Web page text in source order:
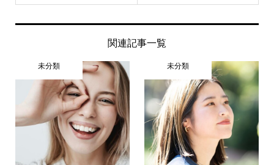
関連記事一覧
未分類 未分類